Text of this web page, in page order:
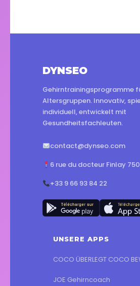
DYNSEO
Gehirntrainingsprogramme
Altersgruppen. Innovativ,
individuell, entwickelt mit
Gesundheitsfachleuten.
contact@dynseo.com
6 rue du docteur Finlay
+33 9 66 93 84 22
UNSERE APPS
COCO ÜBERLEGT COCO
JOE Gehirncoach